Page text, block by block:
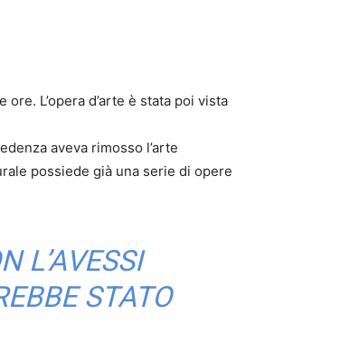
L’opera d’arte è stata poi vista
aveva rimosso l’arte
possiede già una serie di opere
L’AVESSI
STATO